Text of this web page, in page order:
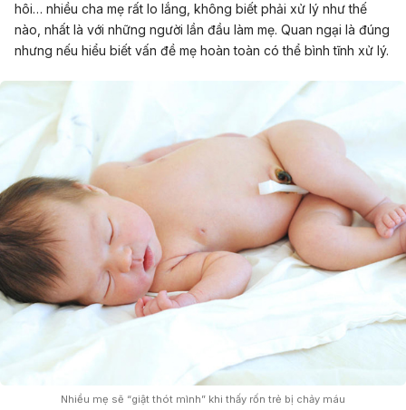
hôi… nhiều cha mẹ rất lo lắng, không biết phải xử lý như thế
nào, nhất là với những người lần đầu làm mẹ. Quan ngại là đúng
nhưng nếu hiểu biết vấn đề mẹ hoàn toàn có thể bình tĩnh xử lý.
Nhiều mẹ sẽ “giật thót mình” khi thấy rốn trẻ bị chảy máu